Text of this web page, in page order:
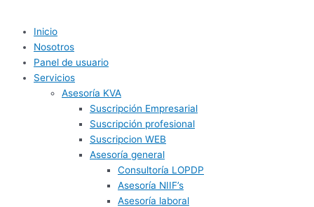
Inicio
Nosotros
Panel de usuario
Servicios
Asesoría KVA
Suscripción Empresarial
Suscripción profesional
Suscripcion WEB
Asesoría general
Consultoría LOPDP
Asesoría NIIF’s
Asesoría laboral